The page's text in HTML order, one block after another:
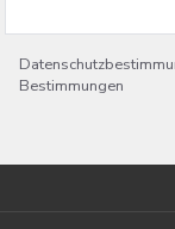
Bestimmungen